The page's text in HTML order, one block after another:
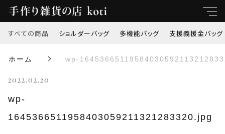
すべての商品 ショルダーバッグ 多機能バッグ 支援義援金バッグ
ホーム wp-
2022.02.20
wp-
1645366511958403059211321283320.jpg
親カテゴリ